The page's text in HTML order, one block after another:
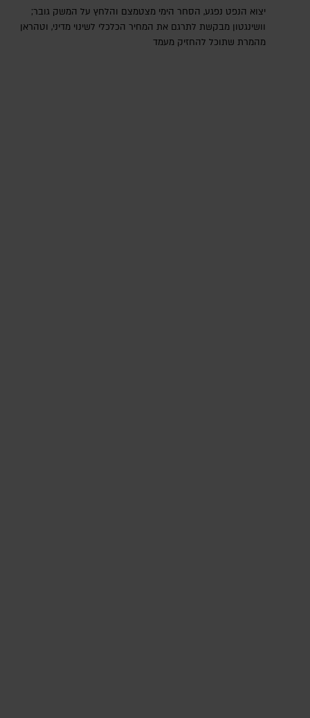
יצוא הנפט נפגע, הסחר הימי מצטמצם והלחץ על המשק גובר;
וושינגטון מבקשת לתרגם את המחיר הכלכלי לשינוי מדיני, וטהראן
מהמרת שתוכל להחזיק מעמד